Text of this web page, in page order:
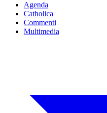
Agenda
Catholica
Commenti
Multimedia